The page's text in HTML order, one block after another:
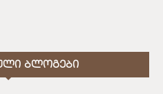
ᲑᲚᲝᲒᲔᲑᲘ